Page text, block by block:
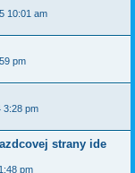
10:01 am
pm
3:28 pm
strany ide
pm